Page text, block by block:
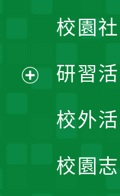
校園
研習
校外
校園